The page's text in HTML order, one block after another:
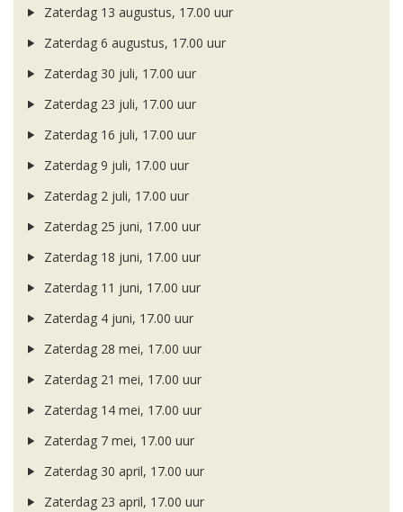
Zaterdag 13 augustus, 17.00 uur
Zaterdag 6 augustus, 17.00 uur
Zaterdag 30 juli, 17.00 uur
Zaterdag 23 juli, 17.00 uur
Zaterdag 16 juli, 17.00 uur
Zaterdag 9 juli, 17.00 uur
Zaterdag 2 juli, 17.00 uur
Zaterdag 25 juni, 17.00 uur
Zaterdag 18 juni, 17.00 uur
Zaterdag 11 juni, 17.00 uur
Zaterdag 4 juni, 17.00 uur
Zaterdag 28 mei, 17.00 uur
Zaterdag 21 mei, 17.00 uur
Zaterdag 14 mei, 17.00 uur
Zaterdag 7 mei, 17.00 uur
Zaterdag 30 april, 17.00 uur
Zaterdag 23 april, 17.00 uur